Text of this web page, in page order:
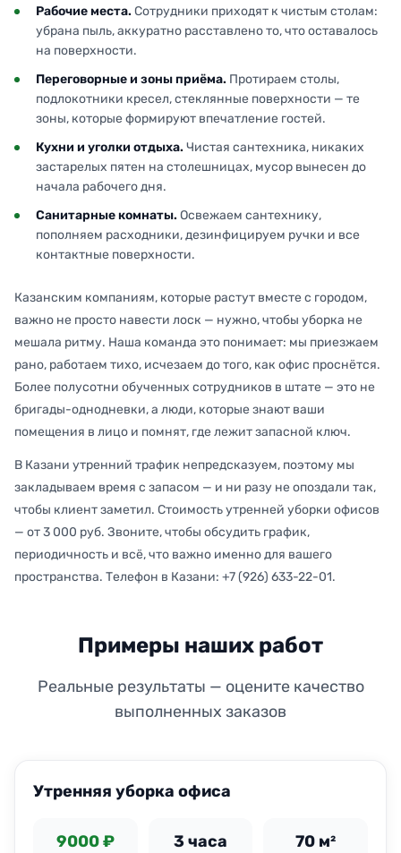
Рабочие места. Сотрудники приходят к чистым столам:
убрана пыль, аккуратно расставлено то, что оставалось
на поверхности.
Переговорные и зоны приёма. Протираем столы,
подлокотники кресел, стеклянные поверхности — те
зоны, которые формируют впечатление гостей.
Кухни и уголки отдыха. Чистая сантехника, никаких
застарелых пятен на столешницах, мусор вынесен до
начала рабочего дня.
Санитарные комнаты. Освежаем сантехнику,
пополняем расходники, дезинфицируем ручки и все
контактные поверхности.
Казанским компаниям, которые растут вместе с городом,
важно не просто навести лоск — нужно, чтобы уборка не
мешала ритму. Наша команда это понимает: мы приезжаем
рано, работаем тихо, исчезаем до того, как офис проснётся.
Более полусотни обученных сотрудников в штате — это не
бригады-однодневки, а люди, которые знают ваши
помещения в лицо и помнят, где лежит запасной ключ.
В Казани утренний трафик непредсказуем, поэтому мы
закладываем время с запасом — и ни разу не опоздали так,
чтобы клиент заметил. Стоимость утренней уборки офисов
— от 3 000 руб. Звоните, чтобы обсудить график,
периодичность и всё, что важно именно для вашего
пространства. Телефон в Казани: +7 (926) 633-22-01.
Примеры наших работ
Реальные результаты — оцените качество
выполненных заказов
Утренняя уборка офиса
9000 ₽ 3 часа 70 м²